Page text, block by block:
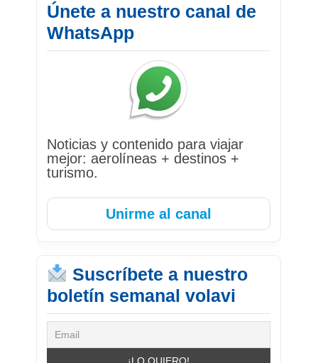
Únete a nuestro canal de
WhatsApp
Noticias y contenido para viajar
mejor: aerolíneas + destinos +
turismo.
Unirme al canal
Suscríbete a nuestro
boletín semanal volavi